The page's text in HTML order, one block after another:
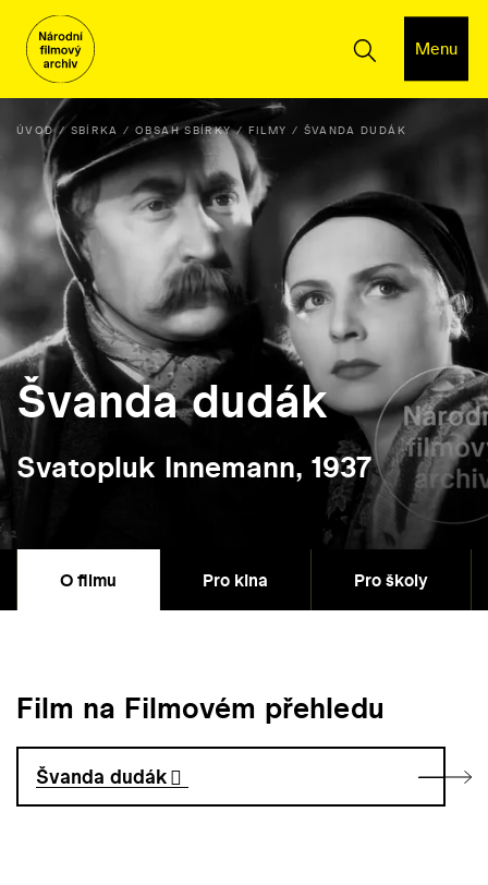
Menu
ÚVOD SBÍRKA OBSAH SBÍRKY FILMY ŠVANDA DUDÁK
Švanda dudák
Svatopluk Innemann, 1937
O filmu Pro kina Pro školy
Film na Filmovém přehledu
Švanda dudák